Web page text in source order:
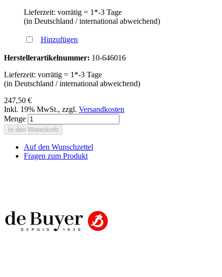
Lieferzeit: vorrätig = 1*-3 Tage
(in Deutschland / international abweichend)
Hinzufügen
Herstellerartikelnummer: 10-646016
Lieferzeit: vorrätig = 1*-3 Tage
(in Deutschland / international abweichend)
247,50 €
Inkl. 19% MwSt., zzgl. Versandkosten
Menge
In den Warenkorb
Auf den Wunschzettel
Fragen zum Produkt